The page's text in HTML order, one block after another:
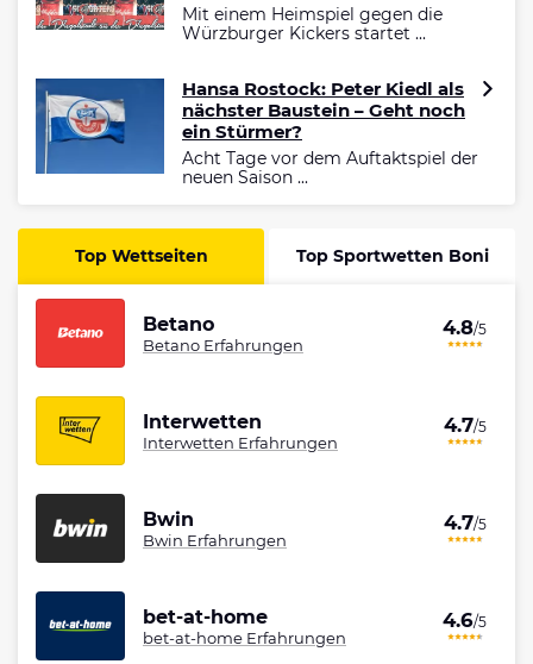
Mit einem Heimspiel gegen die
Würzburger Kickers startet ...
Hansa Rostock: Peter Kiedl als
nächster Baustein – Geht noch
ein Stürmer?
Acht Tage vor dem Auftaktspiel der
neuen Saison ...
Top Wettseiten Top Sportwetten Boni
Betano
Betano Erfahrungen
4.8/5
Interwetten
Interwetten Erfahrungen
4.7/5
Bwin
Bwin Erfahrungen
4.7/5
bet-at-home
bet-at-home Erfahrungen
4.6/5